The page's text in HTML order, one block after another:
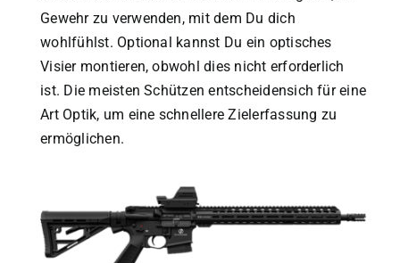
Gewehr zu verwenden, mit dem Du dich
wohlfühlst. Optional kannst Du ein optisches
Visier montieren, obwohl dies nicht erforderlich
ist. Die meisten Schützen entscheidensich für eine
Art Optik, um eine schnellere Zielerfassung zu
ermöglichen.